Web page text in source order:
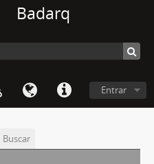
Badarq
Entrar
Buscar